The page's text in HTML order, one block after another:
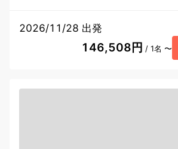
2026/11/28 出発
146,508円 / 1名 〜